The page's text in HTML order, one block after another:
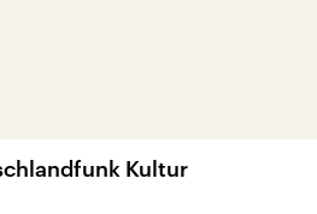
Kultur